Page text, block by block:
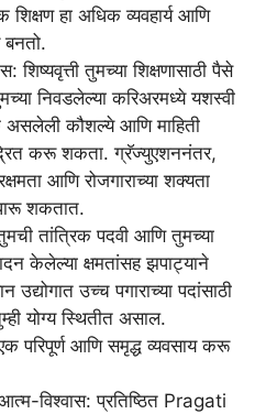
शिक्षण हा अधिक व्यवहार्य आणि
बनतो.
शिष्यवृत्ती तुमच्या शिक्षणासाठी पैसे
निवडलेल्या करिअरमध्ये यशस्वी
असलेली कौशल्ये आणि माहिती
करू शकता. ग्रॅज्युएशननंतर,
आणि रोजगाराच्या शक्यता
शकतात.
तांत्रिक पदवी आणि तुमच्या
केलेल्या क्षमतांसह झपाट्याने
उद्योगात उच्च पगाराच्या पदांसाठी
योग्य स्थितीत असाल.
एक परिपूर्ण आणि समृद्ध व्यवसाय करू
विश्वास: प्रतिष्ठित Pragati